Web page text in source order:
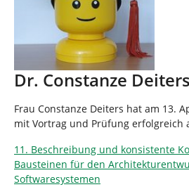
Dr. Constanze Deiters
Frau Constanze Deiters hat am 13.
mit Vortrag und Prüfung erfolgreich
11. Beschreibung und konsistente
Bausteinen für den
Softwaresystemen